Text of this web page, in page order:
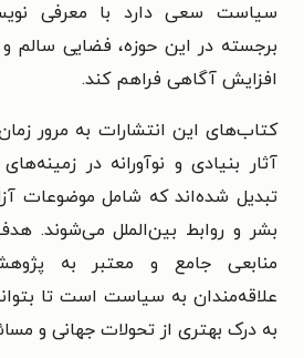
سیاست سعی دارد با معرفی
برجسته در این حوزه، فضایی سالم
افزایش آگاهی فراهم کند.
کتاب‌های این انتشارات به مرور
آثار بنیادی و نوآورانه در
تبدیل شده‌اند که شامل موضوعات
بشر و روابط بین‌الملل می‌شوند.
منابعی جامع و معتبر به
علاقه‌مندان به سیاست است تا
به درک بهتری از تحولات جهانی و